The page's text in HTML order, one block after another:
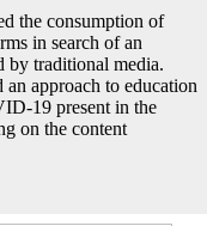
the consumption of
in search of an
by traditional media.
approach to education
19 present in the
on the content